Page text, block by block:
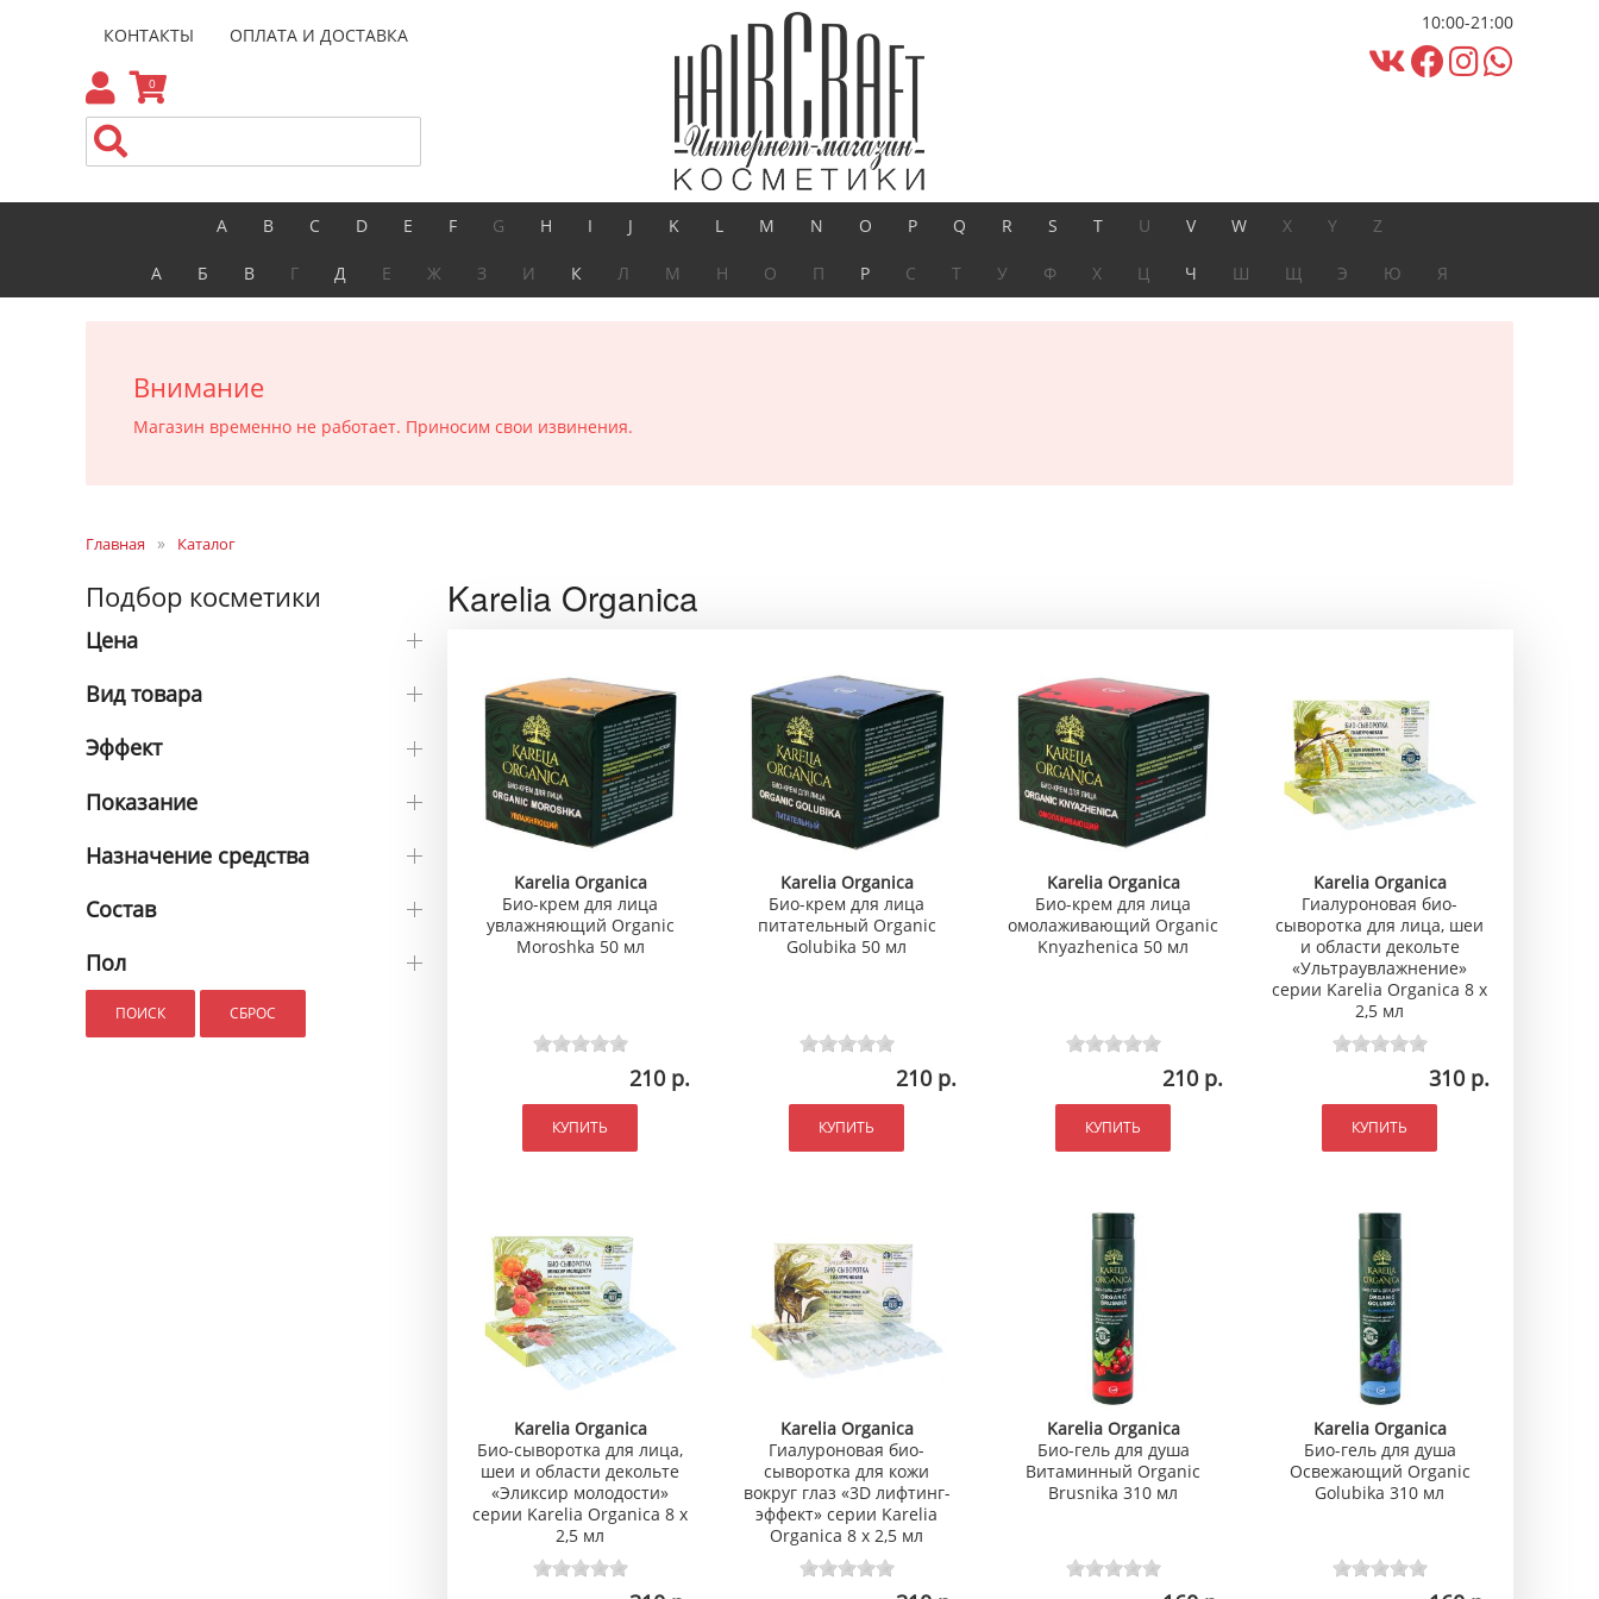
КОНТАКТЫ ОПЛАТА И ДОСТАВКА
0
10:00-21:00
A B C D E F G H I J K L M N O P Q R S T U V W X Y Z
А Б В Г Д Е Ж З И К Л М Н О П Р С Т У Ф Х Ц Ч Ш Щ Э Ю Я
Внимание
Магазин временно не работает. Приносим свои извинения.
Главная Каталог
Karelia Organica
Karelia Organica
Био-крем для лица
увлажняющий Organic
Moroshka 50 мл
210 р.
КУПИТЬ
Karelia Organica
Био-крем для лица
питательный Organic
Golubika 50 мл
210 р.
КУПИТЬ
Karelia Organica
Био-крем для лица
омолаживающий Organic
Knyazhenica 50 мл
210 р.
КУПИТЬ
Karelia Organica
Гиалуроновая био-
сыворотка для лица, шеи
и области декольте
«Ультраувлажнение»
серии Karelia Organica 8 х
2,5 мл
310 р.
КУПИТЬ
Karelia Organica
Био-сыворотка для лица,
шеи и области декольте
«Эликсир молодости»
серии Karelia Organica 8 х
2,5 мл
Karelia Organica
Гиалуроновая био-
сыворотка для кожи
вокруг глаз «3D лифтинг-
эффект» серии Karelia
Organica 8 х 2,5 мл
Karelia Organica
Био-гель для душа
Витаминный Organic
Brusnika 310 мл
Karelia Organica
Био-гель для душа
Освежающий Organic
Golubika 310 мл
Подбор косметики
Цена
Вид товара
Эффект
Показание
Назначение средства
Состав
Пол